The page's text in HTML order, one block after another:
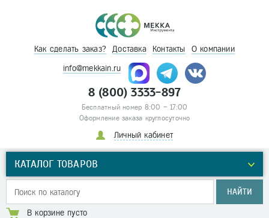
Как сделать заказ? Доставка Контакты О компании
info@mekkain.ru
8 (800) 3333-897
Бесплатный номер 8:00 – 17:00
Оформление заказа круглосуточно
Личный кабинет
КАТАЛОГ ТОВАРОВ
НАЙТИ
В корзине пусто